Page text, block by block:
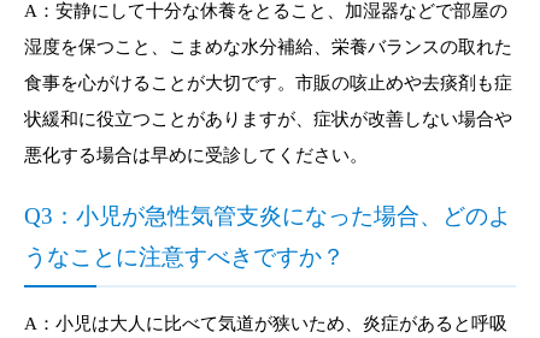
A：安静にして十分な休養をとること、加湿器などで部屋の
湿度を保つこと、こまめな水分補給、栄養バランスの取れた
食事を心がけることが大切です。市販の咳止めや去痰剤も症
状緩和に役立つことがありますが、症状が改善しない場合や
悪化する場合は早めに受診してください。
Q3：小児が急性気管支炎になった場合、どのよ
うなことに注意すべきですか？
A：小児は大人に比べて気道が狭いため、炎症があると呼吸